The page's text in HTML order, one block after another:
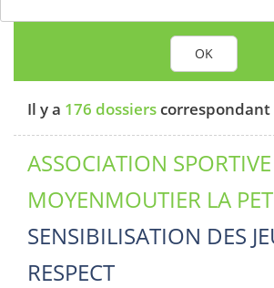
OK
Il y a 176 dossierscorrespondant
ASSOCIATION
MOYENMOUTIER LA
SENSIBILISATION DES
RESPECT